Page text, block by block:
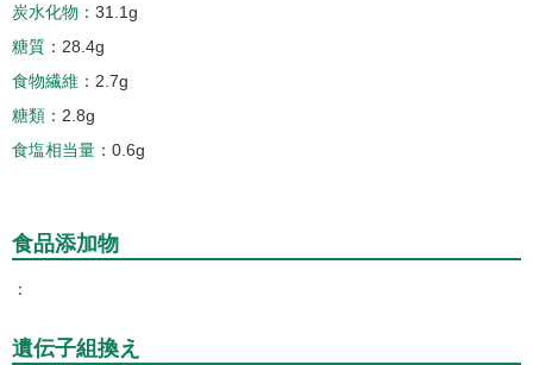
炭水化物
31.1g
糖質
28.4g
食物繊維
2.7g
糖類
2.8g
食塩相当量
0.6g
食品添加物
遺伝子組換え